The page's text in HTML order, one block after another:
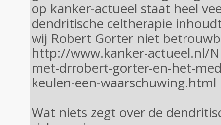
op kanker-actueel staat heel
dendritische celtherapie
wij Robert Gorter niet
http://www.kanker-actueel.nl/
met-drrobert-gorter-en-het-
keulen-een-waarschuwing.html
Wat niets zegt over de